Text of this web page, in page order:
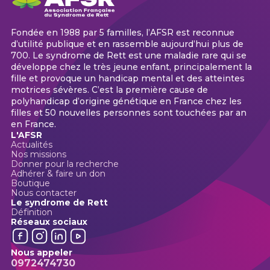
Fondée en 1988 par 5 familles, l’AFSR est reconnue
d’utilité publique et en rassemble aujourd’hui plus de
700. Le syndrome de Rett est une maladie rare qui se
développe chez le très jeune enfant, principalement la
fille et provoque un handicap mental et des atteintes
motrices sévères. C’est la première cause de
polyhandicap d’origine génétique en France chez les
filles et 50 nouvelles personnes sont touchées par an
en France.
L'AFSR
Actualités
Nos missions
Donner pour la recherche
Adhérer & faire un don
Boutique
Nous contacter
Le syndrome de Rett
Définition
Réseaux sociaux
Nous appeler
0972474730